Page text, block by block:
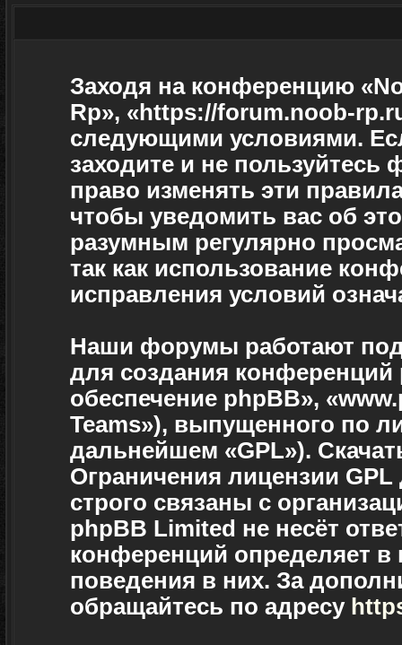
Заходя на конференцию
Rp», «https://forum.noob-
следующими условиями.
заходите и не
право изменять эти
чтобы уведомить вас об
разумным регулярно
так как использование
исправления условий
Наши форумы работают под
для создания
обеспечение phpBB»,
Teams»), выпущенного по
дальнейшем «GPL»).
Ограничения лицензии
строго связаны с
phpBB Limited не несёт
конференций определяет в
поведения в них. За
обращайтесь по адресу